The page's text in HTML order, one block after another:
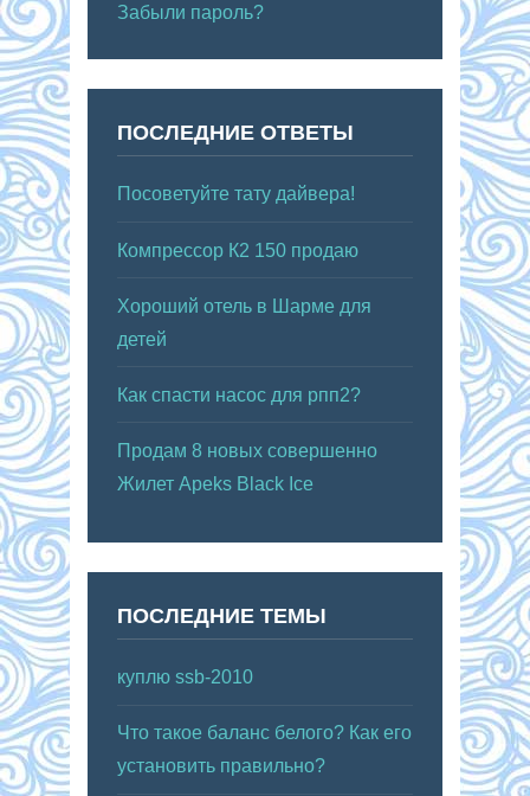
Забыли пароль?
ПОСЛЕДНИЕ ОТВЕТЫ
Посоветуйте тату дайвера!
Компрессор К2 150 продаю
Хороший отель в Шарме для
детей
Как спасти насос для рпп2?
Продам 8 новых совершенно
Жилет Apeks Black Ice
ПОСЛЕДНИЕ ТЕМЫ
куплю ssb-2010
Что такое баланс белого? Как его
установить правильно?